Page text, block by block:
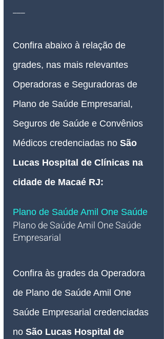
___
Confira abaixo à relação de
grades, nas mais relevantes
Operadoras e Seguradoras de
Plano de Saúde Empresarial,
Seguros de Saúde e Convênios
Médicos credenciadas no São
Lucas Hospital de Clínicas na
cidade de Macaé RJ:
Plano de Saúde Amil One Saúde
Plano de Saúde Amil One Saúde
Empresarial
Confira às grades da Operadora
de Plano de Saúde Amil One
Saúde Empresarial credenciadas
no São Lucas Hospital de